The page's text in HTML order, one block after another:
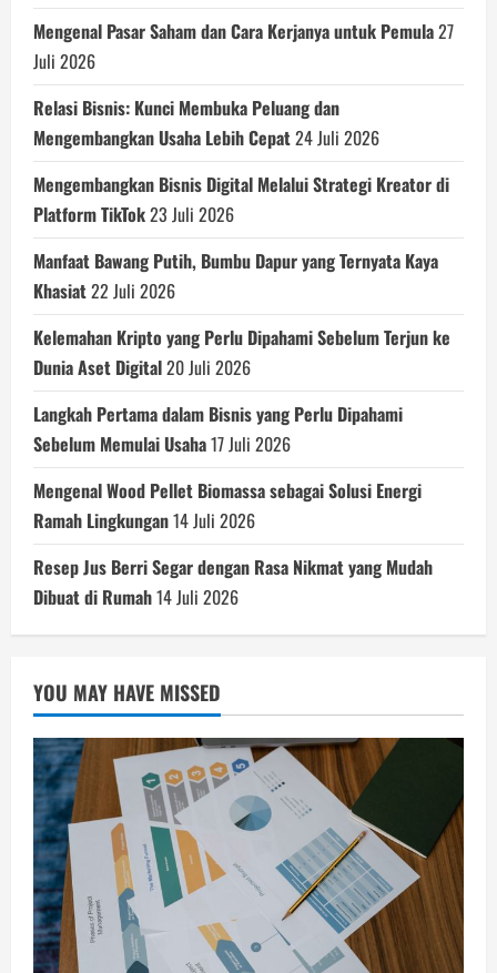
Mengenal Pasar Saham dan Cara Kerjanya untuk Pemula27
Juli 2026
Relasi Bisnis: Kunci Membuka Peluang dan
Mengembangkan Usaha Lebih Cepat24 Juli 2026
Mengembangkan Bisnis Digital Melalui Strategi Kreator di
Platform TikTok23 Juli 2026
Manfaat Bawang Putih, Bumbu Dapur yang Ternyata Kaya
Khasiat22 Juli 2026
Kelemahan Kripto yang Perlu Dipahami Sebelum Terjun ke
Dunia Aset Digital20 Juli 2026
Langkah Pertama dalam Bisnis yang Perlu Dipahami
Sebelum Memulai Usaha17 Juli 2026
Mengenal Wood Pellet Biomassa sebagai Solusi Energi
Ramah Lingkungan14 Juli 2026
Resep Jus Berri Segar dengan Rasa Nikmat yang Mudah
Dibuat di Rumah14 Juli 2026
YOU MAY HAVE MISSED